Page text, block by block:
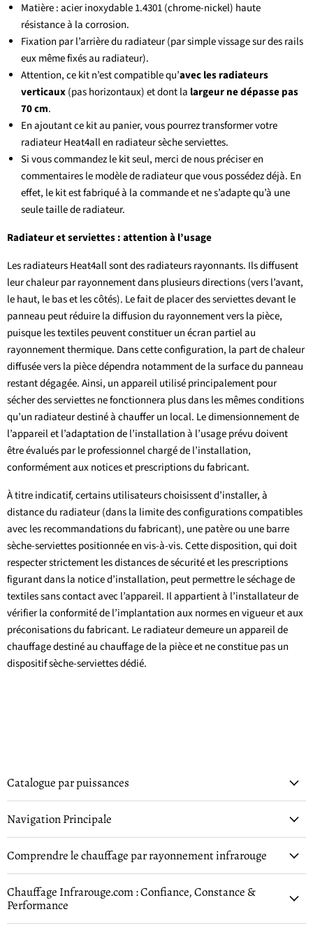
Matière : acier inoxydable 1.4301 (chrome-nickel) haute
résistance à la corrosion.
Fixation par l’arrière du radiateur (par simple vissage sur des rails
eux même fixés au radiateur).
Attention, ce kit n’est compatible qu’avec les radiateurs
verticaux(pas horizontaux) et dont la largeur ne dépasse pas
70 cm.
En ajoutant ce kit au panier, vous pourrez transformer votre
radiateur Heat4all en radiateur sèche serviettes.
Si vous commandez le kit seul, merci de nous préciser en
commentaires le modèle de radiateur que vous possédez déjà. En
effet, le kit est fabriqué à la commande et ne s’adapte qu’à une
seule taille de radiateur.
Radiateur et serviettes : attention à l’usage
Les radiateurs Heat4all sont des radiateurs rayonnants. Ils diffusent
leur chaleur par rayonnement dans plusieurs directions (vers l’avant,
le haut, le bas et les côtés). Le fait de placer des serviettes devant le
panneau peut réduire la diffusion du rayonnement vers la pièce,
puisque les textiles peuvent constituer un écran partiel au
rayonnement thermique. Dans cette configuration, la part de chaleur
diffusée vers la pièce dépendra notamment de la surface du panneau
restant dégagée. Ainsi, un appareil utilisé principalement pour
sécher des serviettes ne fonctionnera plus dans les mêmes conditions
qu’un radiateur destiné à chauffer un local. Le dimensionnement de
l’appareil et l’adaptation de l’installation à l’usage prévu doivent
être évalués par le professionnel chargé de l’installation,
conformément aux notices et prescriptions du fabricant.
À titre indicatif, certains utilisateurs choisissent d’installer, à
distance du radiateur (dans la limite des configurations compatibles
avec les recommandations du fabricant), une patère ou une barre
sèche-serviettes positionnée en vis-à-vis. Cette disposition, qui doit
respecter strictement les distances de sécurité et les prescriptions
figurant dans la notice d’installation, peut permettre le séchage de
textiles sans contact avec l’appareil. Il appartient à l’installateur de
vérifier la conformité de l’implantation aux normes en vigueur et aux
préconisations du fabricant. Le radiateur demeure un appareil de
chauffage destiné au chauffage de la pièce et ne constitue pas un
dispositif sèche-serviettes dédié.
Catalogue par puissances
Navigation Principale
Comprendre le chauffage par rayonnement infrarouge
Chauffage Infrarouge.com : Confiance, Constance &
Performance